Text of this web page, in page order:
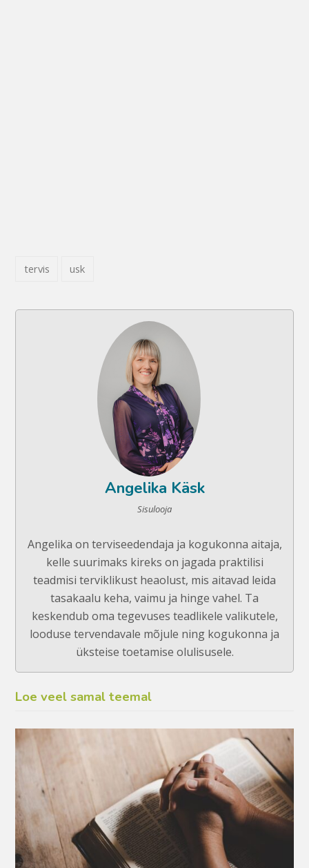
tervis usk
Angelika Käsk
Sisulooja
Angelika on terviseedendaja ja kogukonna aitaja,
kelle suurimaks kireks on jagada praktilisi
teadmisi terviklikust heaolust, mis aitavad leida
tasakaalu keha, vaimu ja hinge vahel. Ta
keskendub oma tegevuses teadlikele valikutele,
looduse tervendavale mõjule ning kogukonna ja
üksteise toetamise olulisusele.
Loe veel samal teemal